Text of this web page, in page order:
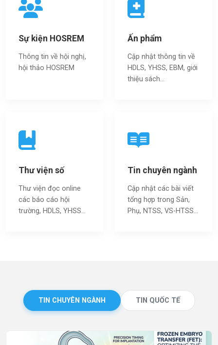
Sự kiện HOSREM
Thông tin về hội nghị,
hội thảo HOSREM
Ấn phẩm
Cập nhật thông tin về
HDLS, YHSS, EBM, giới
thiệu sách…
Thư viện số
Thư viện đọc online
các báo cáo hội
trường, HDLS, YHSS…
Tin chuyên ngành
Cập nhật các bài viết
tổng hợp trong Sản,
Phụ, NTSS, VS-HTSS...
TIN CHUYÊN NGÀNH TIN QUỐC TẾ